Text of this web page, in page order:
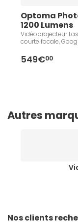
Optoma
1200 Lumens
Vidéoprojecteur
courte focale,
549€00
Autres
Nos clients